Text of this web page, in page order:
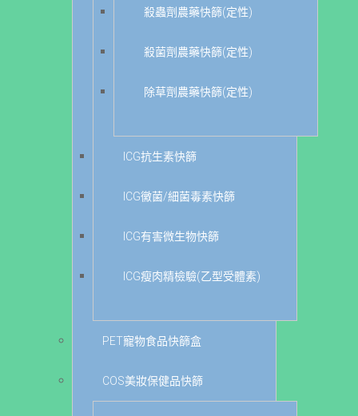
殺蟲劑農藥快篩(定性)
殺菌劑農藥快篩(定性)
除草劑農藥快篩(定性)
ICG抗生素快篩
ICG黴菌/細菌毒素快篩
ICG有害微生物快篩
ICG瘦肉精檢驗(乙型受體素)
PET寵物食品快篩盒
COS美妝保健品快篩